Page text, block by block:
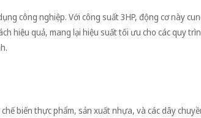
công nghiệp. Với công suất 3HP, động cơ này
hiệu quả, mang lại hiệu suất tối ưu cho các quy
biến thực phẩm, sản xuất nhựa, và các dây